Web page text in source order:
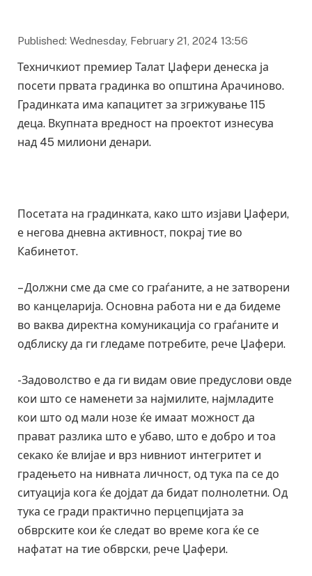
Published: Wednesday, February 21, 2024 13:56
Техничкиот премиер Талат Џафери денеска ја
посети првата градинка во општина Арачиново.
Градинката има капацитет за згрижување 115
деца. Вкупната вредност на проектот изнесува
над 45 милиони денари.
Посетата на градинката, како што изјави Џафери,
е негова дневна активност, покрај тие во
Кабинетот.
– Должни сме да сме со граѓаните, а не затворени
во канцеларија. Основна работа ни е да бидеме
во ваква директна комуникација со граѓаните и
одблиску да ги гледаме потребите, рече Џафери.
-Задоволство е да ги видам овие предуслови овде
кои што се наменети за најмилите, најмладите
кои што од мали нозе ќе имаат можност да
прават разлика што е убаво, што е добро и тоа
секако ќе влијае и врз нивниот интегритет и
градењето на нивната личност, од тука па се до
ситуација кога ќе дојдат да бидат полнолетни. Од
тука се гради практично перцепцијата за
обврските кои ќе следат во време кога ќе се
нафатат на тие обврски, рече Џафери.